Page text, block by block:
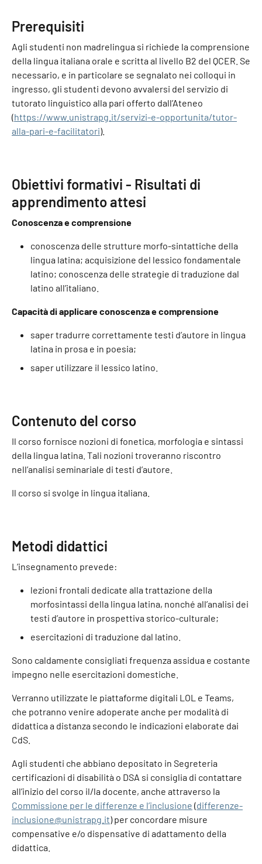
Prerequisiti
Agli studenti non madrelingua si richiede la comprensione
della lingua italiana orale e scritta al livello B2 del QCER. Se
necessario, e in particolare se segnalato nei colloqui in
ingresso, gli studenti devono avvalersi del servizio di
tutorato linguistico alla pari offerto dall’Ateneo
(https://www.unistrapg.it/servizi-e-opportunita/tutor-
alla-pari-e-facilitatori).
Obiettivi formativi - Risultati di
apprendimento attesi
Conoscenza e comprensione
conoscenza delle strutture morfo-sintattiche della
lingua latina; acquisizione del lessico fondamentale
latino; conoscenza delle strategie di traduzione dal
latino all’italiano.
Capacità di applicare conoscenza e comprensione
saper tradurre correttamente testi d’autore in lingua
latina in prosa e in poesia;
saper utilizzare il lessico latino.
Contenuto del corso
Il corso fornisce nozioni di fonetica, morfologia e sintassi
della lingua latina. Tali nozioni troveranno riscontro
nell’analisi seminariale di testi d’autore.
Il corso si svolge in lingua italiana.
Metodi didattici
L’insegnamento prevede:
lezioni frontali dedicate alla trattazione della
morfosintassi della lingua latina, nonché all’analisi dei
testi d’autore in prospettiva storico-culturale;
esercitazioni di traduzione dal latino.
Sono caldamente consigliati frequenza assidua e costante
impegno nelle esercitazioni domestiche.
Verranno utilizzate le piattaforme digitali LOL e Teams,
che potranno venire adoperate anche per modalità di
didattica a distanza secondo le indicazioni elaborate dai
CdS.
Agli studenti che abbiano depositato in Segreteria
certificazioni di disabilità o DSA si consiglia di contattare
all’inizio del corso il/la docente, anche attraverso la
Commissione per le differenze e l’inclusione (differenze-
inclusione@unistrapg.it) per concordare misure
compensative e/o dispensative di adattamento della
didattica.